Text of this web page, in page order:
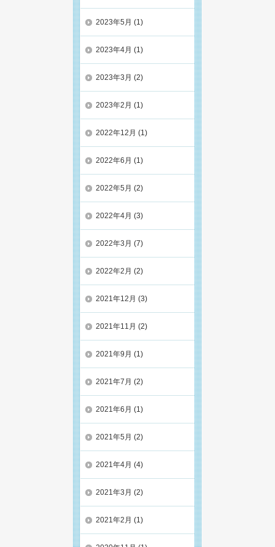
2023年5月 (1)
2023年4月 (1)
2023年3月 (2)
2023年2月 (1)
2022年12月 (1)
2022年6月 (1)
2022年5月 (2)
2022年4月 (3)
2022年3月 (7)
2022年2月 (2)
2021年12月 (3)
2021年11月 (2)
2021年9月 (1)
2021年7月 (2)
2021年6月 (1)
2021年5月 (2)
2021年4月 (4)
2021年3月 (2)
2021年2月 (1)